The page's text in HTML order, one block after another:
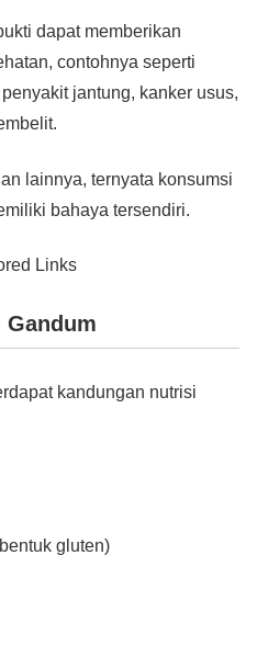
dapat memberikan
contohnya seperti
jantung, kanker usus,
lainnya, ternyata konsumsi
bahaya tersendiri.
Links
kandungan nutrisi
gluten)